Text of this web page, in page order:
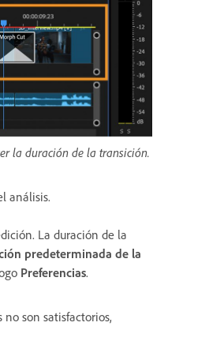
la duración de la transición.
análisis.
La duración de la
predeterminada de la
Preferencias.
son satisfactorios,